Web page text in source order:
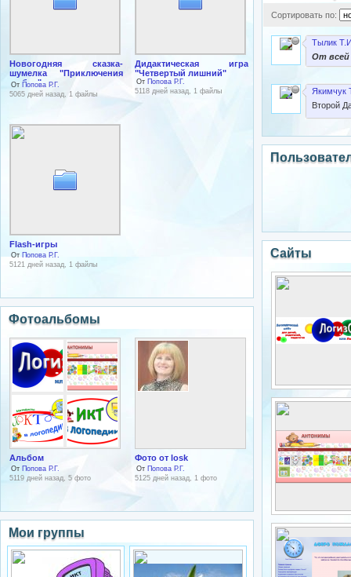
Новогодняя сказка-
шумелка "Приключения
рыбок"
От Попова Р.Г.
5065 дней назад, 1 файлы
Дидактическая игра
"Четвертый лишний"
От Попова Р.Г.
5118 дней назад, 1 файлы
Flash-игры
От Попова Р.Г.
5121 дней назад, 1 файлы
Фотоальбомы
Альбом
От Попова Р.Г.
5119 дней назад, 5 фото
Фото от losk
От Попова Р.Г.
5125 дней назад, 1 фото
Мои группы
Сортировать по:
Тылик
От всей
Якимчук
Второй
Сайты